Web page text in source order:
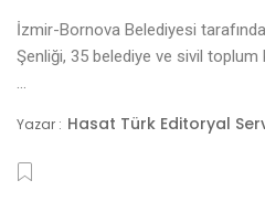
İzmir-Bornova Belediyesi
Şenliği, 35 belediye ve sivil toplum
...
Yazar : Hasat Türk Editoryal